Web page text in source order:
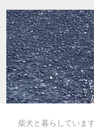
柴犬と暮らしていま